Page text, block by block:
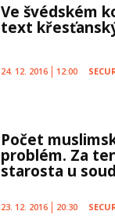
Ve švédském
text
24. 12. 2016 12:00
Počet
problém. Za
starosta u
23. 12. 2016 20:30